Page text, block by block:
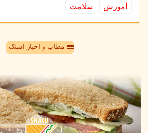
آموزش
سلامت
مطاب و اخبار اسنک